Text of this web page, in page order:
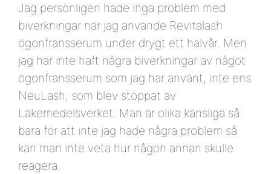
Jag personligen hade inga problem med
biverkningar när jag använde Revitalash
ögonfransserum under drygt ett halvår. Men
jag har inte haft några biverkningar av något
ögonfransserum som jag har använt, inte ens
NeuLash, som blev stoppat av
Läkemedelsverket. Man är olika känsliga så
bara för att inte jag hade några problem så
kan man inte veta hur någon annan skulle
reagera.